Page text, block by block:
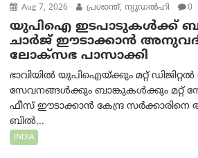
Aug 7, 2026 പ്രശാന്ത്, ന്യൂഡല്‍ഹി 0
യുപിഐ ഇടപാടുകൾക്ക്
ചാർജ് ഈടാക്കാൻ
ലോക്‌സഭ പാസാക്കി
ഭാവിയിൽ യുപിഐയ്ക്കും മറ്റ്
സേവനങ്ങൾക്കും ബാങ്കുകൾക്കും മറ്റ്
ഫീസ് ഈടാക്കാൻ കേന്ദ്ര
ബിൽ...
INDIA